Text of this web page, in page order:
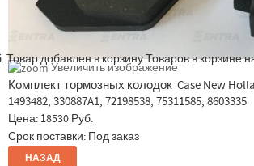
Товар добавлен в корзинуТоваров в корзине
Увеличить изображение
Комплект тормозных колодок Case New
1493482, 330887A1, 72198538, 75311585, 8603335
Цена: 18530 Руб.
Срок поставки: Под заказ